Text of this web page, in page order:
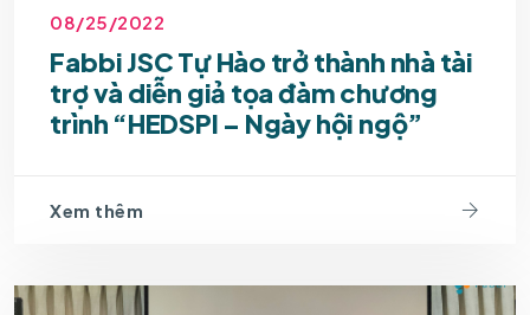
08/25/2022
Fabbi JSC Tự Hào trở thành nhà tài
trợ và diễn giả tọa đàm chương
trình “HEDSPI – Ngày hội ngộ”
Xem thêm